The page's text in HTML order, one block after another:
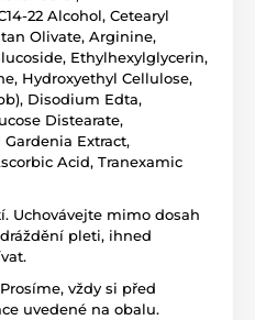
22 Alcohol, Cetearyl
Olivate, Arginine,
Ethylhexylglycerin,
Hydroxyethyl Cellulose,
Disodium Edta,
Distearate,
Extract,
Acid, Tranexamic
Uchovávejte mimo dosah
pleti, ihned
vždy si před
uvedené na obalu.